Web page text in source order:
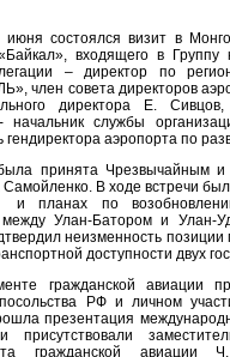
состоялся визит в
входящего в
– директор по
член совета директоров
директора Е. Сивцов,
начальник службы
гендиректора аэропорта по
принята Чрезвычайным
В ходе встречи
и планах по
Улан-Батором и Улан-
неизменность
доступности двух
гражданской авиации
РФ и личном
презентация
присутствовали
гражданской авиации